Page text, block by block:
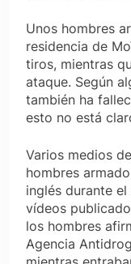
Unos hombres
residencia de
tiros, mientras
ataque. Según
también ha
esto no está
Varios medios
hombres
inglés durante
vídeos
los hombres
Agencia